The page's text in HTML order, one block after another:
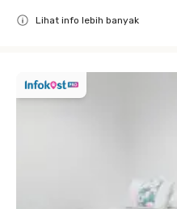
Lihat info lebih banyak